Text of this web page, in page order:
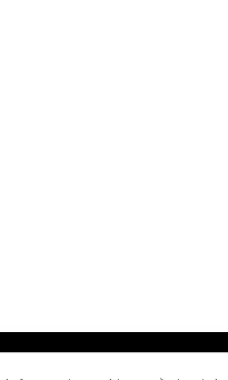
Cultura Mataró